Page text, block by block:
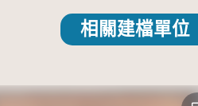
相關建檔單位